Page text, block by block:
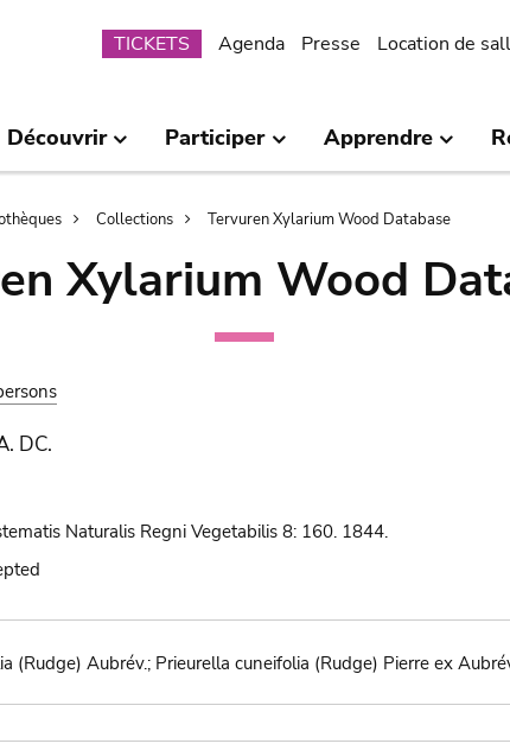
Submenu
TICKETS Agenda Presse Location de
Découvrir Participer Apprendre
Collections Tervuren Xylarium Wood Database
Xylarium Wood
DC.
Naturalis Regni Vegetabilis 8: 160. 1844.
(Rudge) Aubrév.; Prieurella cuneifolia (Rudge) Pierre ex